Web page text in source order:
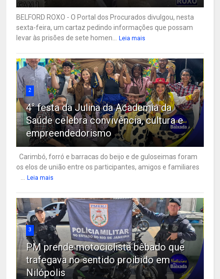
BELFORD ROXO - O Portal dos Procurados divulgou, nesta
sexta-feira, um cartaz pedindo informações que possam
levar às prisões de sete homen...
Leia mais
2
4° festa da Julina da Academia da
Saúde celebra convivência, cultura e
empreendedorismo
Carimbó, forró e barracas do beijo e de guloseimas foram
os elos de união entre os participantes, amigos e familiares
Leia mais
3
PM prende motociclista bêbado que
trafegava no sentido proibido em
Nilópolis